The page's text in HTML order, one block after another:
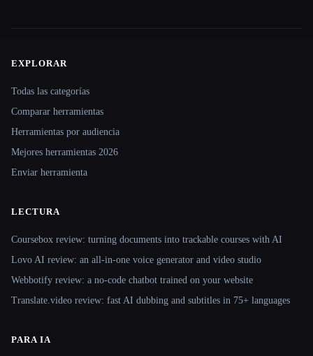
Site navigation
EXPLORAR
Todas las categorías
Comparar herramientas
Herramientas por audiencia
Mejores herramientas 2026
Enviar herramienta
LECTURA
Coursebox review: turning documents into trackable courses with AI
Lovo AI review: an all-in-one voice generator and video studio
Webbotify review: a no-code chatbot trained on your website
Translate.video review: fast AI dubbing and subtitles in 75+ languages
PARA IA